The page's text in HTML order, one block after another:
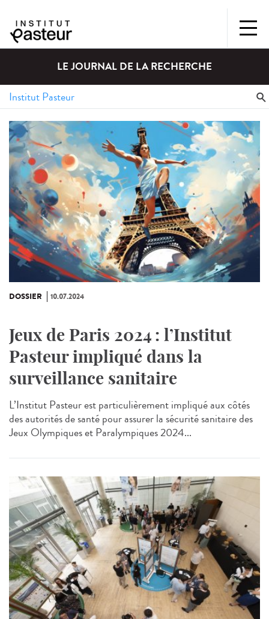
LE JOURNAL DE LA RECHERCHE
DOSSIER 10.07.2024
Jeux de Paris 2024 : l’Institut
Pasteur impliqué dans la
surveillance sanitaire
L’Institut Pasteur est particulièrement impliqué aux côtés
des autorités de santé pour assurer la sécurité sanitaire des
Jeux Olympiques et Paralympiques 2024...